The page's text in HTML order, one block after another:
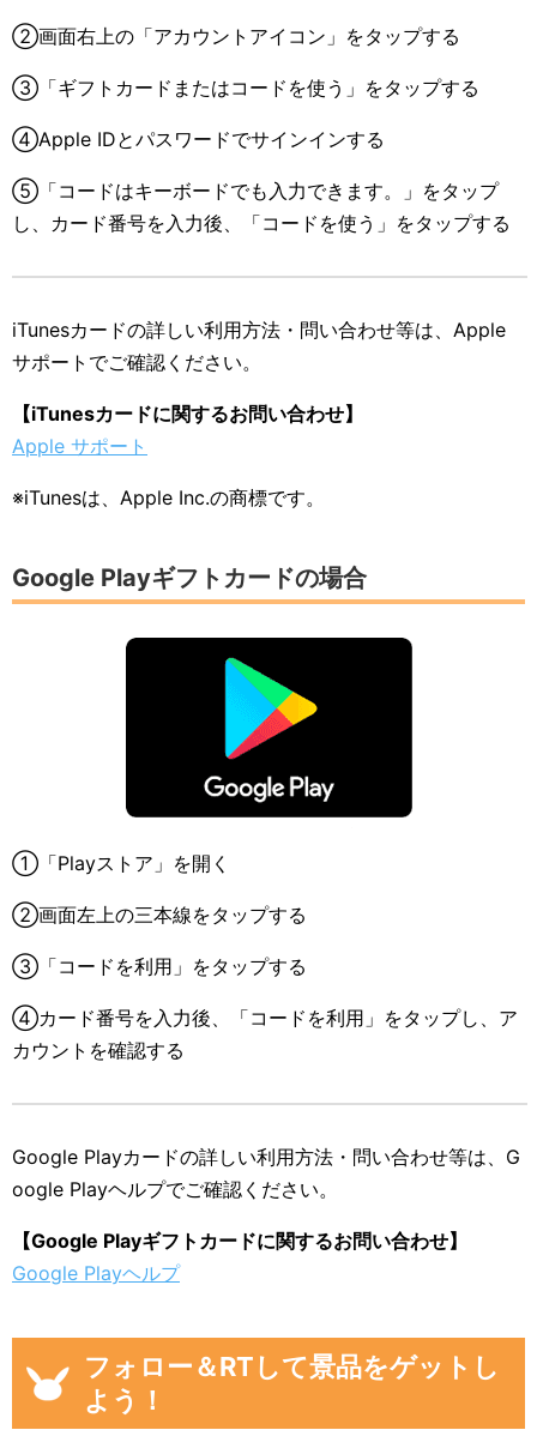
②画面右上の「アカウントアイコン」をタップする
③「ギフトカードまたはコードを使う」をタップする
④Apple IDとパスワードでサインインする
⑤「コードはキーボードでも入力できます。」をタップ
し、カード番号を入力後、「コードを使う」をタップする
iTunesカードの詳しい利用方法・問い合わせ等は、Apple
サポートでご確認ください。
【iTunesカードに関するお問い合わせ】
Apple サポート
※iTunesは、Apple Inc.の商標です。
Google Playギフトカードの場合
①「Playストア」を開く
②画面左上の三本線をタップする
③「コードを利用」をタップする
④カード番号を入力後、「コードを利用」をタップし、ア
カウントを確認する
Google Playカードの詳しい利用方法・問い合わせ等は、G
oogle Playヘルプでご確認ください。
【Google Playギフトカードに関するお問い合わせ】
Google Playヘルプ
フォロー＆RTして景品をゲットし
よう！